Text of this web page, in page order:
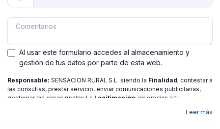
Al usar este formulario accedes al almacenamiento y
gestión de tus datos por parte de esta web.
Responsable: SENSACION RURAL S.L. siendo la Finalidad; contestar a
las consultas, prestar servicio, enviar comunicaciones publicitarias,
gestionar las casas rurales La Legitimación; es gracias a tu
de Acceso,Leer más